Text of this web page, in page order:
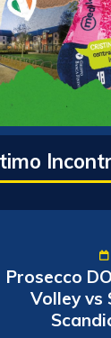
Prosecco
Volley vs